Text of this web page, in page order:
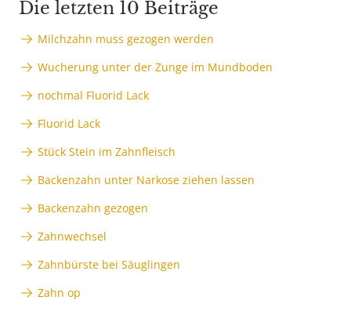
Die letzten 10 Beiträge
Milchzahn muss gezogen werden
Wucherung unter der Zunge im Mundboden
nochmal Fluorid Lack
Fluorid Lack
Stück Stein im Zahnfleisch
Backenzahn unter Narkose ziehen lassen
Backenzahn gezogen
Zahnwechsel
Zahnbürste bei Säuglingen
Zahn op